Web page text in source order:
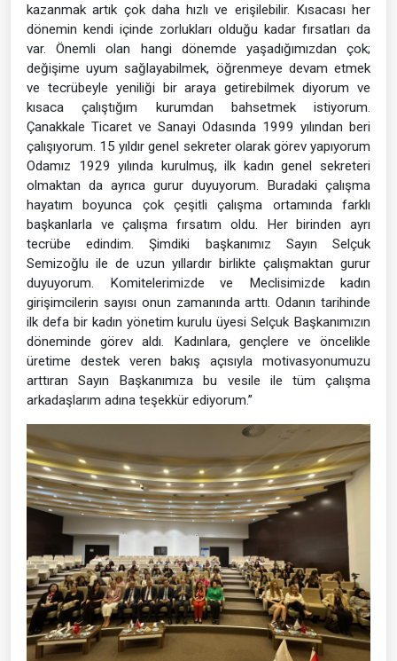
kazanmak artık çok daha hızlı ve erişilebilir. Kısacası her
dönemin kendi içinde zorlukları olduğu kadar fırsatları da
var. Önemli olan hangi dönemde yaşadığımızdan çok;
değişime uyum sağlayabilmek, öğrenmeye devam etmek
ve tecrübeyle yeniliği bir araya getirebilmek diyorum ve
kısaca çalıştığım kurumdan bahsetmek istiyorum.
Çanakkale Ticaret ve Sanayi Odasında 1999 yılından beri
çalışıyorum. 15 yıldır genel sekreter olarak görev yapıyorum
Odamız 1929 yılında kurulmuş, ilk kadın genel sekreteri
olmaktan da ayrıca gurur duyuyorum. Buradaki çalışma
hayatım boyunca çok çeşitli çalışma ortamında farklı
başkanlarla ve çalışma fırsatım oldu. Her birinden ayrı
tecrübe edindim. Şimdiki başkanımız Sayın Selçuk
Semizoğlu ile de uzun yıllardır birlikte çalışmaktan gurur
duyuyorum. Komitelerimizde ve Meclisimizde kadın
girişimcilerin sayısı onun zamanında arttı. Odanın tarihinde
ilk defa bir kadın yönetim kurulu üyesi Selçuk Başkanımızın
döneminde görev aldı. Kadınlara, gençlere ve öncelikle
üretime destek veren bakış açısıyla motivasyonumuzu
arttıran Sayın Başkanımıza bu vesile ile tüm çalışma
arkadaşlarım adına teşekkür ediyorum.”